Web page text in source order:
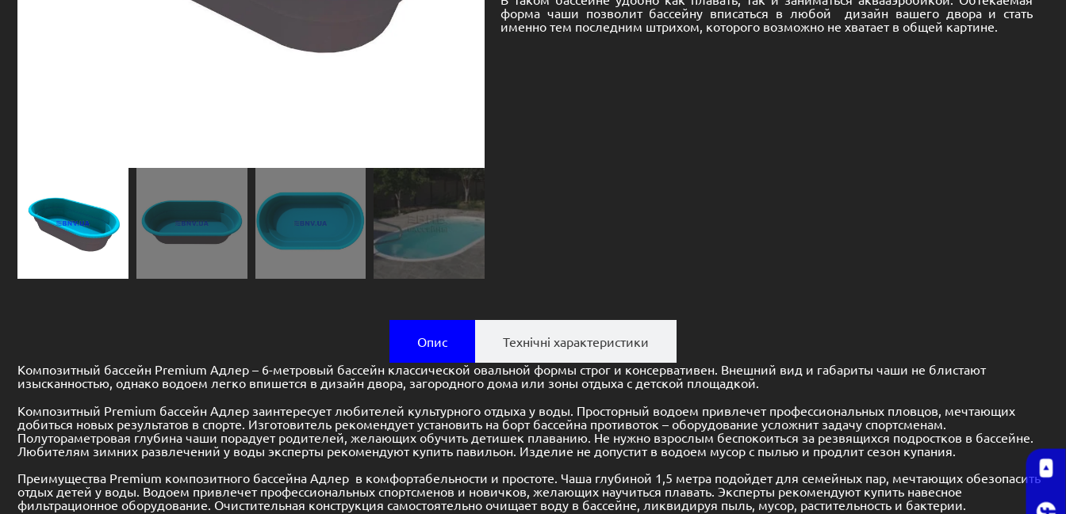
форма чаши позволит бассейну вписаться в любой дизайн вашего двора и стать
именно тем последним штрихом, которого возможно не хватает в общей картине.
Опис
Технічні характеристики
Композитный бассейн Premium Адлер – 6-метровый бассейн классической овальной формы строг и консервативен. Внешний вид и габариты чаши не блистают
изысканностью, однако водоем легко впишется в дизайн двора, загородного дома или зоны отдыха с детской площадкой.
Композитный Premium бассейн Адлер заинтересует любителей культурного отдыха у воды. Просторный водоем привлечет профессиональных пловцов, мечтающих
добиться новых результатов в спорте. Изготовитель рекомендует установить на борт бассейна противоток – оборудование усложнит задачу спортсменам.
Полутораметровая глубина чаши порадует родителей, желающих обучить детишек плаванию. Не нужно взрослым беспокоиться за резвящихся подростков в бассейне.
Любителям зимних развлечений у воды эксперты рекомендуют купить павильон. Изделие не допустит в водоем мусор с пылью и продлит сезон купания.
Преимущества Premium композитного бассейна Адлер в комфортабельности и простоте. Чаша глубиной 1,5 метра подойдет для семейных пар, мечтающих обезопасить
отдых детей у воды. Водоем привлечет профессиональных спортсменов и новичков, желающих научиться плавать. Эксперты рекомендуют купить навесное
фильтрационное оборудование. Очистительная конструкция самостоятельно очищает воду в бассейне, ликвидируя пыль, мусор, растительность и бактерии.